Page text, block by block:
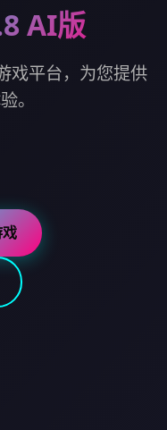
AI版
戏平台，为您提供
。